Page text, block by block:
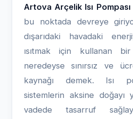
Artova Arçelik Isı
bu noktada devreye
dışarıdaki havadaki
ısıtmak için kullanan
neredeyse sınırsız ve
kaynağı demek. Isı
sistemlerin aksine doğayı
vadede tasarruf